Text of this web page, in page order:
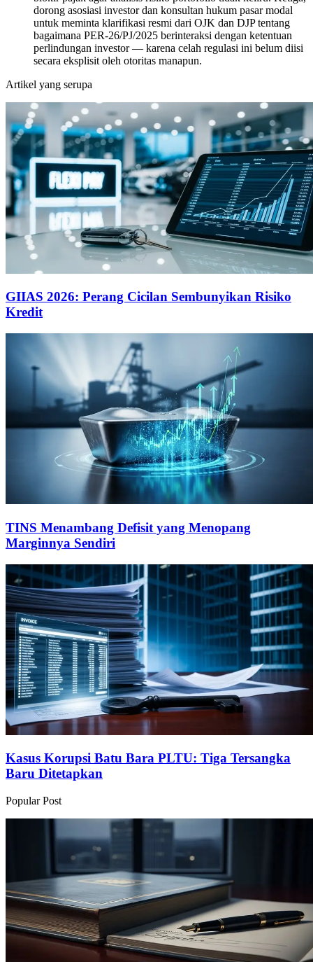
dorong asosiasi investor dan konsultan hukum pasar modal
untuk meminta klarifikasi resmi dari OJK dan DJP tentang
bagaimana PER-26/PJ/2025 berinteraksi dengan ketentuan
perlindungan investor — karena celah regulasi ini belum diisi
secara eksplisit oleh otoritas manapun.
Artikel yang serupa
GIIAS 2026: Perang Cicilan Sembunyikan Risiko
Kredit
TINS Menambang Defisit yang Menopang
Marginnya Sendiri
Kasus Korupsi Batu Bara PLTU: Tiga Tersangka
Baru Ditetapkan
Popular Post